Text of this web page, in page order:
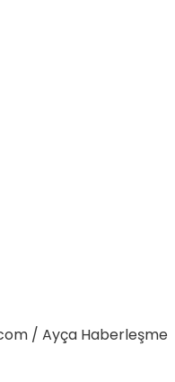
/ Ayça Haberleşme